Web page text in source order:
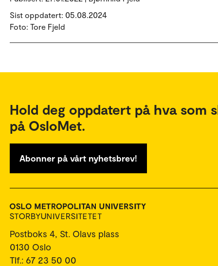
Sist oppdatert: 05.08.2024
Foto: Tore Fjeld
Hold deg oppdatert på hva som
på OsloMet.
Abonner på vårt nyhetsbrev!
Postboks 4, St. Olavs plass
0130 Oslo
Tlf.: 67 23 50 00